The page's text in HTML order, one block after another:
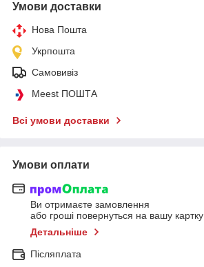
Умови доставки
Нова Пошта
Укрпошта
Самовивіз
Meest ПОШТА
Всі умови доставки
Умови оплати
Ви отримаєте замовлення
або гроші повернуться на вашу картку
Детальніше
Післяплата